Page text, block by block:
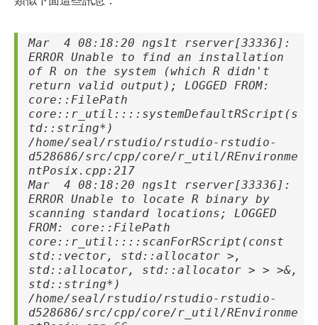
Mar 4 08:18:20 ngs1t rserver[33336]:
ERROR Unable to find an installation
of R on the system (which R didn't
return valid output); LOGGED FROM:
core::FilePath
core::r_util:: ::systemDefaultRScript(s
td::string*)
/home/seal/rstudio/rstudio-rstudio-
d528686/src/cpp/core/r_util/REnvironme
ntPosix.cpp:217
Mar 4 08:18:20 ngs1t rserver[33336]:
ERROR Unable to locate R binary by
scanning standard locations; LOGGED
FROM: core::FilePath
core::r_util:: ::scanForRScript(const
std::vector, std::allocator >,
std::allocator, std::allocator > > >&,
std::string*)
/home/seal/rstudio/rstudio-rstudio-
d528686/src/cpp/core/r_util/REnvironme